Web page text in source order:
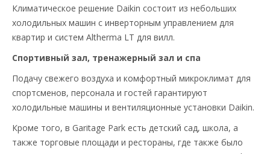
Климатическое решение Daikin состоит из небольших
холодильных машин с инверторным управлением для
квартир и систем Altherma LT для вилл.
Спортивный зал, тренажерный зал и спа
Подачу свежего воздуха и комфортный микроклимат для
спортсменов, персонала и гостей гарантируют
холодильные машины и вентиляционные установки Daikin.
Кроме того, в Garitage Park есть детский сад, школа, а
также торговые площади и рестораны, где также было